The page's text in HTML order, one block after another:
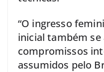
“O ingresso
inicial também se
compromissos
assumidos pelo